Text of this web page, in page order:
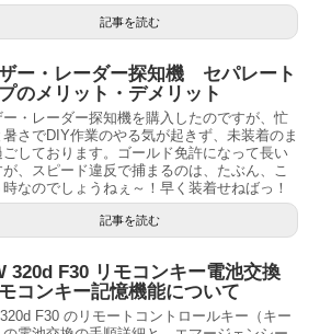
記事を読む
ー・レーダー探知機 セパレート
のメリット・デメリット
ー・レーダー探知機を購入したのですが、忙
暑さでDIY作業のやる気が起きず、未装着のま
ごしております。ゴールド免許になって長い
、スピード違反で捕まるのは、たぶん、こ
時なのでしょうねぇ～！早く装着せねばっ！
記事を読む
320d F30 リモコンキー電池交換
コンキー記憶機能について
F30 のリモートコントロールキー（キー